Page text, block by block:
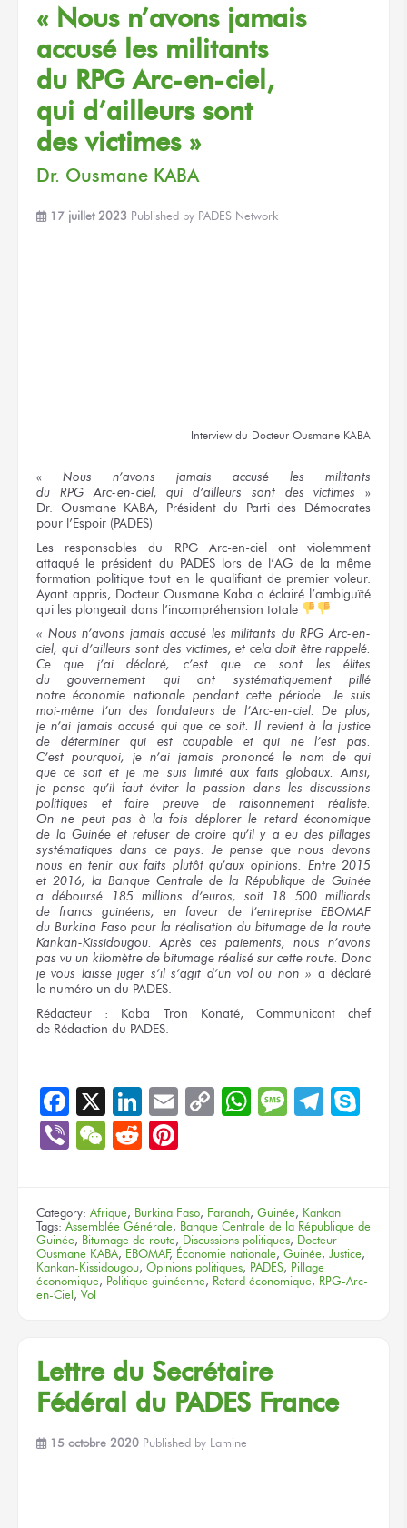
« Nous n’avonsjamais
accusé les militants
du RPG Arc-en-ciel,
qui d’ailleurssont
des victimes »
Dr. Ousmane KABA
17 juillet 2023 Published by PADES Network
Interview du Docteur Ousmane KABA
« Nous n’avons jamais accusé les militants
du RPG Arc-en-ciel,
qui d’ailleurs sont des victimes »
Dr. Ousmane KABA, Présidentdu Parti des Démocrates
pour l’Espoir (PADES)
Les responsables
du RPG Arc-en-cielont violemment
attaqué le président du PADES lorsde l’AG de la même
formation politique tout en le qualifiant de premier voleur.
Ayant appris, Docteur Ousmane Kaba a éclairé l’ambiguïté
qui les plongeait dans l’incompréhension totale
« Nous n’avons jamais accusé les militants du RPG Arc-en-
ciel, qui d’ailleurs sont des victimes, et cela doit êtrerappelé.
Ce que
j’ai déclaré, c’est que ce sont
les élites
du gouvernement
qui ont systématiquement pillé
notre économie nationale pendantcette période. Je suis
moi-même l’un des fondateurs de l’Arc-en-ciel. De plus,
je n’ai jamais accusé qui que ce soit. Il revient à la justice
de déterminer
qui est coupable et qui
ne l’est pas.
C’est pourquoi, je n’ai jamais prononcé le nom de qui
que ce soit et je me suis limité aux faits globaux. Ainsi,
je pense qu’il faut éviter la passion dans les discussions
politiques et faire preuve de raisonnement réaliste.
On ne peut pas à la fois déplorerle retardéconomique
de la Guinée et refuser de croire qu’il y a eu des pillages
systématiques dans ce pays. Je pense que nous devons
nous en tenir aux faits plutôtqu’aux opinions. Entre 2015
et 2016, la Banque Centrale de la République de Guinée
a déboursé
185 millions d’euros, soit 18 500 milliards
de francs guinéens, en faveur de l’entreprise EBOMAF
du Burkina Fasopour la réalisation du bitumage de la route
Kankan-Kissidougou. Après ces paiements, nous n’avons
pas vu un kilomètre de bitumage réalisé sur cette route. Donc
je vous laisse juger s’il s’agit d’un vol ou non » a déclaré
le numéro un du PADES.
Rédacteur : Kaba Tron Konaté, Communicant chef
de Rédaction du PADES.
Facebook
X LinkedIn
EmailCopyWhatsApp
Message
ViberWeChat
Reddit
Category: Afrique, Burkina Faso, Faranah, Guinée, Kankan
Tags: Assemblée Générale, Banque Centrale de la République de
Guinée, Bitumage de route, Discussions politiques, Docteur
Ousmane KABA, EBOMAF, Économie nationale, Guinée, Justice,
Kankan-Kissidougou, Opinions politiques, PADES, Pillage
économique, Politique guinéenne, Retard économique, RPG-Arc-
en-Ciel , Vol
Lettre du Secrétaire
Fédéral du PADES France
15 octobre 2020 Published by Lamine